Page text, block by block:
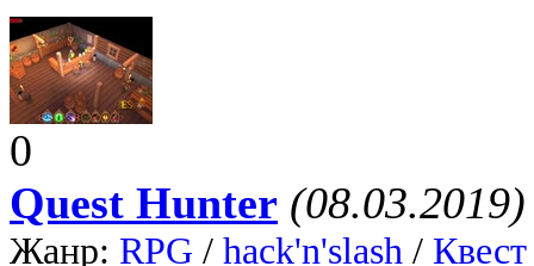
0
Quest Hunter (08.03.2019)
Жанр: RPG / hack'n'slash / Квест